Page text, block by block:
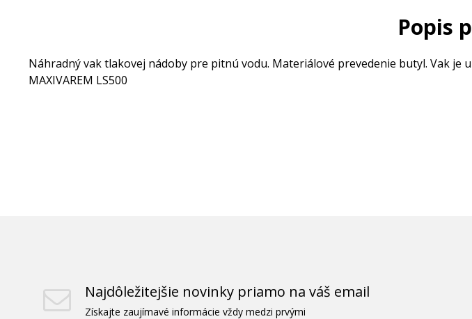
Popis
Náhradný vak tlakovej nádoby pre pitnú vodu. Materiálové prevedenie butyl. Vak je
MAXIVAREM LS500
Najdôležitejšie novinky priamo na váš email
Získajte zaujímavé informácie vždy medzi prvými